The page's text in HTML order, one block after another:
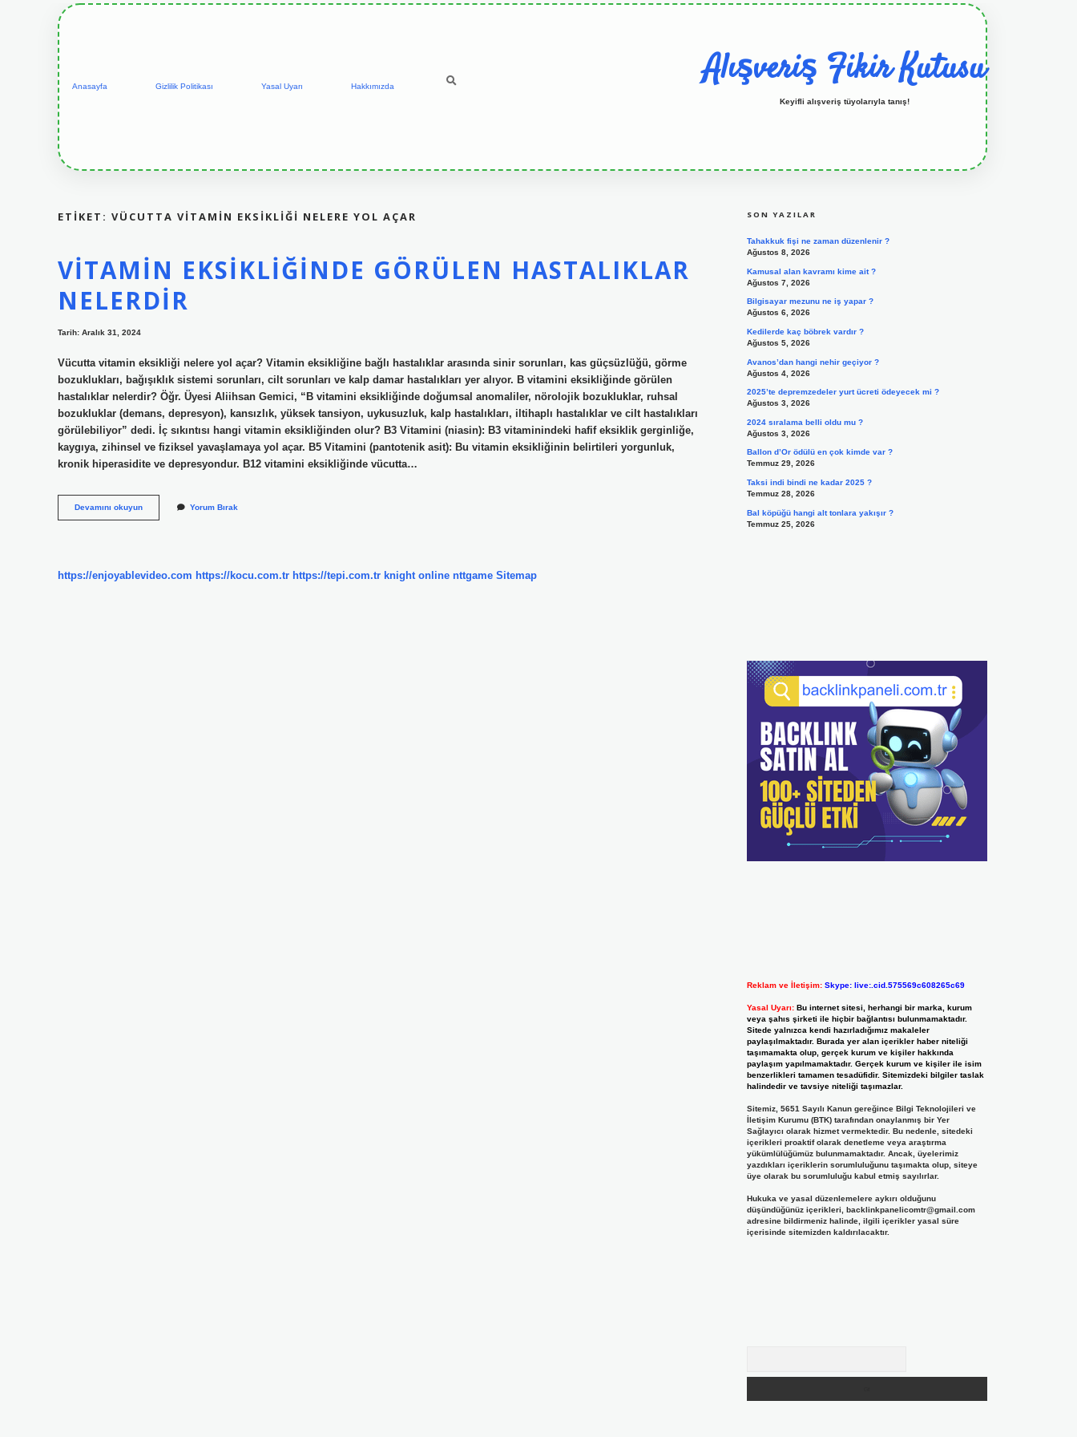
Anasayfa Gizlilik Politikası Yasal Uyarı Hakkımızda Alışveriş Fikir Kutusu
Keyifli alışveriş tüyolarıyla tanış!
ETIKET: VÜCUTTA VITAMIN EKSIKLIĞI NELERE YOL AÇAR
VITAMIN EKSIKLIĞINDE GÖRÜLEN HASTALIKLAR
NELERDIR
Tarih: Aralık 31, 2024
Vücutta vitamin eksikliği nelere yol açar? Vitamin eksikliğine bağlı hastalıklar arasında sinir sorunları, kas güçsüzlüğü, görme
bozuklukları, bağışıklık sistemi sorunları, cilt sorunları ve kalp damar hastalıkları yer alıyor. B vitamini eksikliğinde görülen
hastalıklar nelerdir? Öğr. Üyesi Aliihsan Gemici, “B vitamini eksikliğinde doğumsal anomaliler, nörolojik bozukluklar, ruhsal
bozukluklar (demans, depresyon), kansızlık, yüksek tansiyon, uykusuzluk, kalp hastalıkları, iltihaplı hastalıklar ve cilt hastalıkları
görülebiliyor” dedi. İç sıkıntısı hangi vitamin eksikliğinden olur? B3 Vitamini (niasin): B3 vitaminindeki hafif eksiklik gerginliğe,
kaygıya, zihinsel ve fiziksel yavaşlamaya yol açar. B5 Vitamini (pantotenik asit): Bu vitamin eksikliğinin belirtileri yorgunluk,
kronik hiperasidite ve depresyondur. B12 vitamini eksikliğinde vücutta…
Devamını okuyunVitamin
Eksikliğinde
Yorum Bırak
https://enjoyablevideo.com https://kocu.com.tr https://tepi.com.tr knight online nttgame Sitemap
SON YAZILAR
Tahakkuk fişi ne zaman düzenlenir ?
Ağustos 8, 2026
Kamusal alan kavramı kime ait ?
Ağustos 7, 2026
Bilgisayar mezunu ne iş yapar ?
Ağustos 6, 2026
Kedilerde kaç böbrek vardır ?
Ağustos 5, 2026
Avanos’dan hangi nehir geçiyor ?
Ağustos 4, 2026
2025’te depremzedeler yurt ücreti ödeyecek mi ?
Ağustos 3, 2026
2024 sıralama belli oldu mu ?
Ağustos 3, 2026
Ballon d’Or ödülü en çok kimde var ?
Temmuz 29, 2026
Taksi indi bindi ne kadar 2025 ?
Temmuz 28, 2026
Bal köpüğü hangi alt tonlara yakışır ?
Temmuz 25, 2026
Reklam ve İletişim: Skype: live:.cid.575569c608265c69
Yasal Uyarı: Bu internet sitesi, herhangi bir marka, kurum
veya şahıs şirketi ile hiçbir bağlantısı bulunmamaktadır.
Sitede yalnızca kendi hazırladığımız makaleler
paylaşılmaktadır. Burada yer alan içerikler haber niteliği
taşımamakta olup, gerçek kurum ve kişiler hakkında
paylaşım yapılmamaktadır. Gerçek kurum ve kişiler ile isim
benzerlikleri tamamen tesadüfidir. Sitemizdeki bilgiler taslak
halindedir ve tavsiye niteliği taşımazlar.
Sitemiz, 5651 Sayılı Kanun gereğince Bilgi Teknolojileri ve
İletişim Kurumu (BTK) tarafından onaylanmış bir Yer
Sağlayıcı olarak hizmet vermektedir. Bu nedenle, sitedeki
içerikleri proaktif olarak denetleme veya araştırma
yükümlülüğümüz bulunmamaktadır. Ancak, üyelerimiz
yazdıkları içeriklerin sorumluluğunu taşımakta olup, siteye
üye olarak bu sorumluluğu kabul etmiş sayılırlar.
Hukuka ve yasal düzenlemelere aykırı olduğunu
düşündüğünüz içerikleri, backlinkpanelicomtr@gmail.com
adresine bildirmeniz halinde, ilgili içerikler yasal süre
içerisinde sitemizden kaldırılacaktır.